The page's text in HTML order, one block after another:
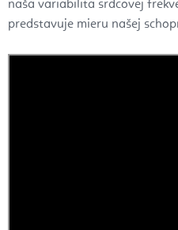
naša variabilita srdcovej
predstavuje mieru našej